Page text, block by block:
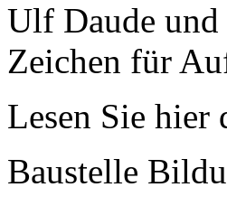
Ulf Daude
Zeichen für
Lesen Sie hier
Baustelle